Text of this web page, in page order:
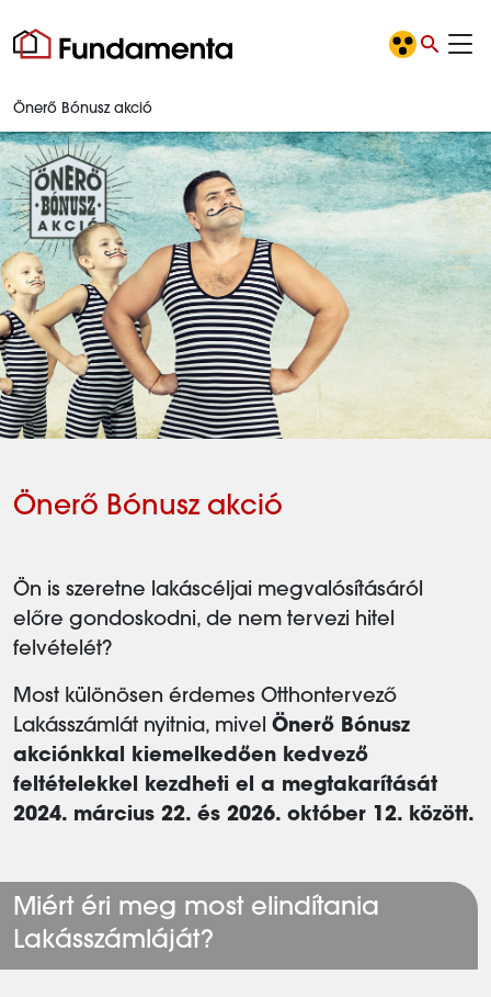
Önerő Bónusz akció
Önerő Bónusz akció
Ön is szeretne lakáscéljai megvalósításáról
előre gondoskodni, de nem tervezi hitel
felvételét?
Most különösen érdemes Otthontervező
Lakásszámlát nyitnia, mivel Önerő Bónusz
akciónkkal kiemelkedően kedvező
feltételekkel kezdheti el a megtakarítását
2024. március 22. és 2026. október 12. között.
Miért éri meg most elindítania
Lakásszámláját?